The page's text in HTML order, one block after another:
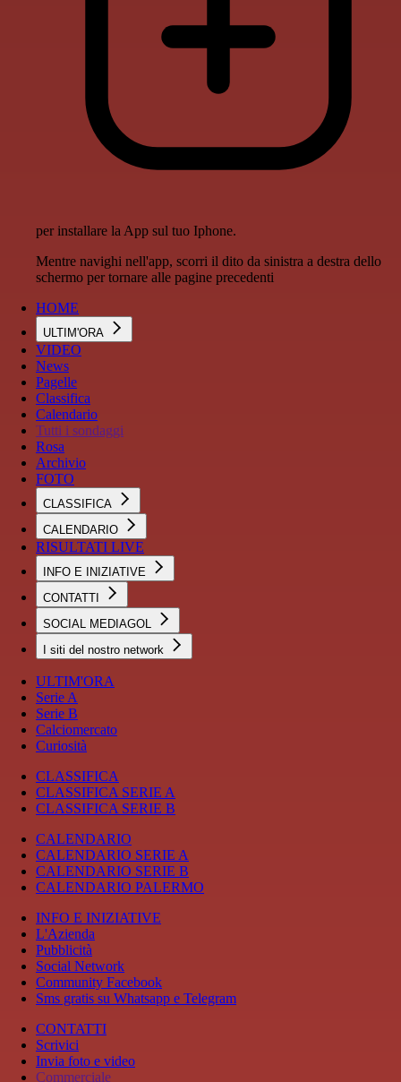
per installare la App sul tuo Iphone.
Mentre navighi nell'app, scorri il dito da sinistra a destra dello
schermo per tornare alle pagine precedenti
HOME
ULTIM'ORA
VIDEO
News
Pagelle
Classifica
Calendario
Tutti i sondaggi
Rosa
Archivio
FOTO
CLASSIFICA
CALENDARIO
RISULTATI LIVE
INFO E INIZIATIVE
CONTATTI
SOCIAL MEDIAGOL
I siti del nostro network
ULTIM'ORA
Serie A
Serie B
Calciomercato
Curiosità
CLASSIFICA
CLASSIFICA SERIE A
CLASSIFICA SERIE B
CALENDARIO
CALENDARIO SERIE A
CALENDARIO SERIE B
CALENDARIO PALERMO
INFO E INIZIATIVE
L'Azienda
Pubblicità
Social Network
Community Facebook
Sms gratis su Whatsapp e Telegram
CONTATTI
Scrivici
Invia foto e video
Commerciale